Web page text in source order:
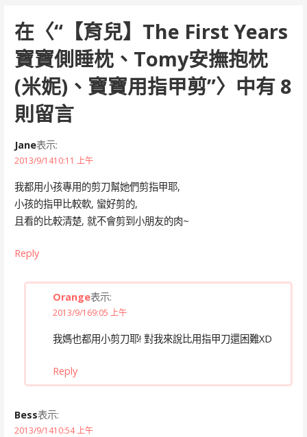
在〈“【育兒】The First Years
寶寶側睡枕、Tomy安撫抱枕
(米妮)、寶寶用指甲剪”〉中有 8
則留言
Jane表示:
2013/9/1410:11 上午
我都用小孩專用的剪刀幫她們剪指甲耶,
小孩的指甲比較軟, 蠻好剪的,
且看的比較清楚, 就不會剪到小朋友的肉~
Reply
Orange表示:
2013/9/169:05 上午
我媽也都用小剪刀耶! 對我來說比用指甲刀還困難XD
Reply
Bess表示:
2013/9/1410:54 上午